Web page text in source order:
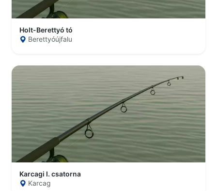
Holt-Berettyó tó
Berettyóújfalu
Karcagi I. csatorna
Karcag